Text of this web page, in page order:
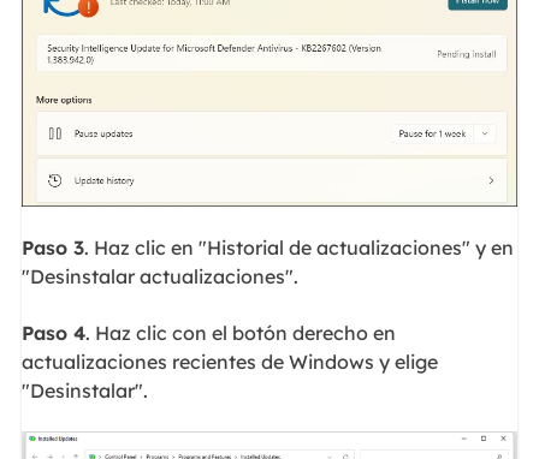
Paso 3. Haz clic en "Historial de actualizaciones" y en
"Desinstalar actualizaciones".
Paso 4. Haz clic con el botón derecho en
actualizaciones recientes de Windows y elige
"Desinstalar".